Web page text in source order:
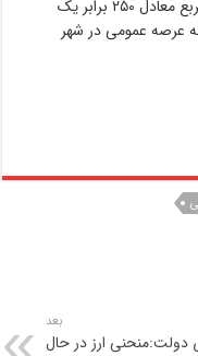
همچنین کوه پارک با بیش از دو میلیون متر مربع معادل ۲۵۰ برابر یک
عرصه عمومی در شهر
بعد
ارز در حال